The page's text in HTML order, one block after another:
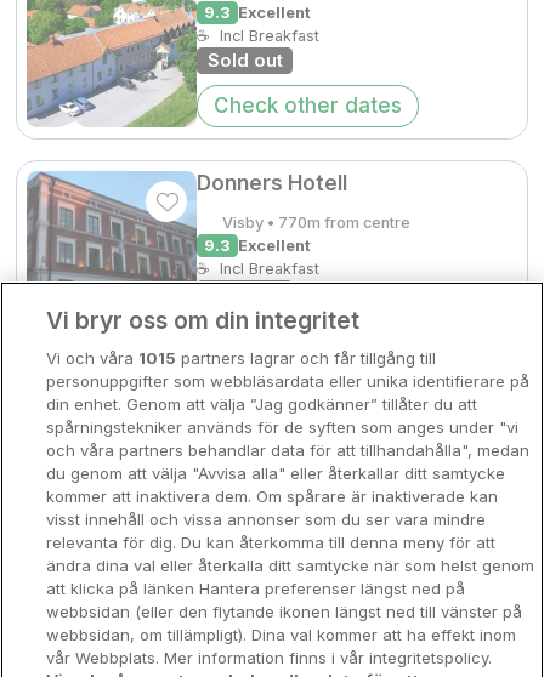
Hela Norge
Oslo
Bergen
Hela Danmark
9.3 Excellent
☕
Incl Breakfast
Sold out
Check other dates
Donners Hotell
Visby • 770m from centre
9.3 Excellent
☕
Incl Breakfast
Check other dates
Strand Hotel Best Western
Visby • 1.1km from centre
9.4 Excellent
☕
Incl Breakfast
Sold out
Check other dates
First Hotel Kokoloko
Hotellweekend
Familjerum
Europa
Premiumhotell
Kompisweekend
Storstadsweekend
Hotellrum under 995 kr
Spahotell
Sydsverige
Om Hotellpremien
Nya hotell
Stadsweekend
Vi bryr oss om din integritet
Vi och våra 1015 partners lagrar och får tillgång till
personuppgifter som webbläsardata eller unika identifierare på
din enhet. Genom att välja ”Jag godkänner” tillåter du att
spårningstekniker används för de syften som anges under "vi
och våra partners behandlar data för att tillhandahålla", medan
du genom att välja "Avvisa alla" eller återkallar ditt samtycke
kommer att inaktivera dem. Om spårare är inaktiverade kan
visst innehåll och vissa annonser som du ser vara mindre
relevanta för dig. Du kan återkomma till denna meny för att
ändra dina val eller återkalla ditt samtycke när som helst genom
att klicka på länken Hantera preferenser längst ned på
webbsidan (eller den flytande ikonen längst ned till vänster på
webbsidan, om tillämpligt). Dina val kommer att ha effekt inom
vår Webbplats. Mer information finns i vår integritetspolicy.